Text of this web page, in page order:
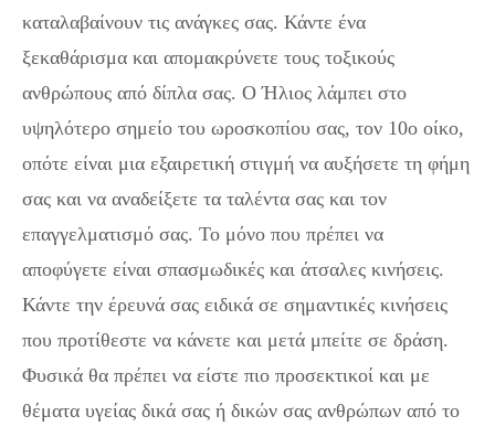
καταλαβαίνουν τις ανάγκες σας. Κάντε ένα
ξεκαθάρισμα και απομακρύνετε τους τοξικούς
ανθρώπους από δίπλα σας. Ο Ήλιος λάμπει στο
υψηλότερο σημείο του ωροσκοπίου σας, τον 10ο οίκο,
οπότε είναι μια εξαιρετική στιγμή να αυξήσετε τη φήμη
σας και να αναδείξετε τα ταλέντα σας και τον
επαγγελματισμό σας. Το μόνο που πρέπει να
αποφύγετε είναι σπασμωδικές και άτσαλες κινήσεις.
Κάντε την έρευνά σας ειδικά σε σημαντικές κινήσεις
που προτίθεστε να κάνετε και μετά μπείτε σε δράση.
Φυσικά θα πρέπει να είστε πιο προσεκτικοί και με
θέματα υγείας δικά σας ή δικών σας ανθρώπων από το